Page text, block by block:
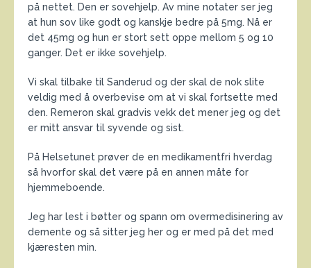
på nettet. Den er sovehjelp. Av mine notater ser jeg
at hun sov like godt og kanskje bedre på 5mg. Nå er
det 45mg og hun er stort sett oppe mellom 5 og 10
ganger. Det er ikke sovehjelp.
Vi skal tilbake til Sanderud og der skal de nok slite
veldig med å overbevise om at vi skal fortsette med
den. Remeron skal gradvis vekk det mener jeg og det
er mitt ansvar til syvende og sist.
På Helsetunet prøver de en medikamentfri hverdag
så hvorfor skal det være på en annen måte for
hjemmeboende.
Jeg har lest i bøtter og spann om overmedisinering av
demente og så sitter jeg her og er med på det med
kjæresten min.